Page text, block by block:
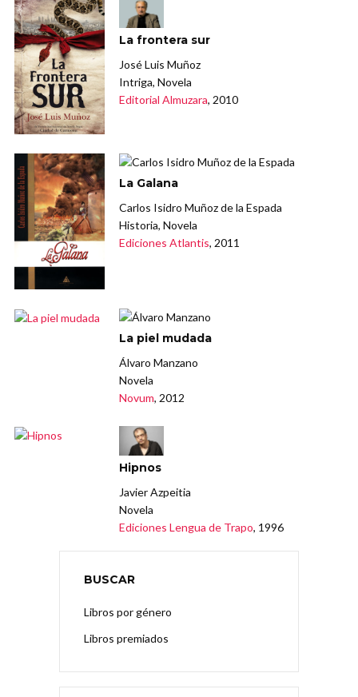
La frontera sur
José Luis Muñoz
Intriga, Novela
Editorial Almuzara, 2010
La Galana
Carlos Isidro Muñoz de la Espada
Historia, Novela
Ediciones Atlantis, 2011
La piel mudada
Álvaro Manzano
Novela
Novum, 2012
Hipnos
Javier Azpeitia
Novela
Ediciones Lengua de Trapo, 1996
BUSCAR
Libros por género
Libros premiados